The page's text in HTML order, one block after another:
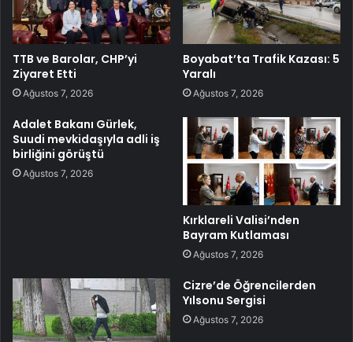
TTB ve Barolar, CHP’yi
Ziyaret Etti
Ağustos 7, 2026
Boyabat’ta Trafik Kazası: 5
Yaralı
Ağustos 7, 2026
Adalet Bakanı Gürlek,
Suudi mevkidaşıyla adli iş
birliğini görüştü
Ağustos 7, 2026
Kırklareli Valisi’nden
Bayram Kutlaması
Ağustos 7, 2026
Cizre’de Öğrencilerden
Yılsonu Sergisi
Ağustos 7, 2026